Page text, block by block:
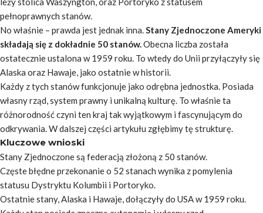
pełnoprawnych stanów.
No właśnie – prawda jest jednak inna.Stany Zjednoczone Ameryki
składają się z dokładnie 50 stanów.Obecna liczba została
ostatecznie ustalona w 1959 roku. To wtedy do Unii przyłączyły się
Alaska oraz Hawaje, jako ostatnie w historii.
Każdy z tych stanów funkcjonuje jako odrębna jednostka. Posiada
własny rząd, system prawny i unikalną kulturę. To właśnie ta
różnorodność czyni ten kraj tak wyjątkowym i fascynującym do
odkrywania. W dalszej części artykułu zgłębimy tę strukturę.
Kluczowe wnioski
Stany Zjednoczone są federacją złożoną z 50 stanów.
Częste błędne przekonanie o 52 stanach wynika z pomylenia
statusu Dystryktu Kolumbii i Portoryko.
Ostatnie stany, Alaska i Hawaje, dołączyły do USA w 1959 roku.